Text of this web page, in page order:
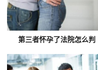
第三者怀孕了法院怎么判